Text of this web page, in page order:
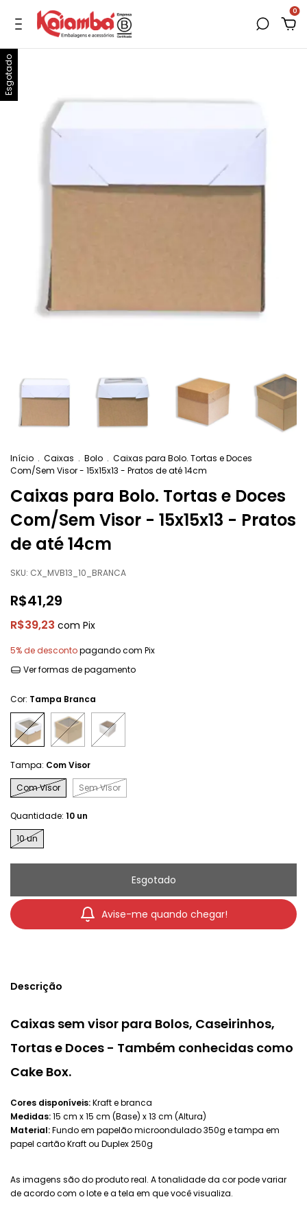
0
Esgotado
Início . Caixas . Bolo . Caixas para Bolo. Tortas e Doces
Com/Sem Visor - 15x15x13 - Pratos de até 14cm
Caixas para Bolo. Tortas e Doces
Com/Sem Visor - 15x15x13 - Pratos
de até 14cm
SKU: CX_MVB13_10_BRANCA
R$41,29
R$39,23 com Pix
5% de descontopagando com Pix
Ver formas de pagamento
Cor: Tampa Branca
Tampa: Com Visor
Com Visor
Sem Visor
Quantidade: 10 un
10 un
Avise-me quando chegar!
Descrição
Caixas sem visor para Bolos, Caseirinhos,
Tortas e Doces - Também conhecidas como
Cake Box.
Cores disponíveis:Kraft e branca
Medidas:15 cm x 15 cm (Base) x 13 cm (Altura)
Material:Fundo em papelão microondulado 350g e tampa em
papel cartão Kraft ou Duplex 250g
As imagens são do produto real. A tonalidade da cor pode variar
de acordo com o lote e a tela em que você visualiza.